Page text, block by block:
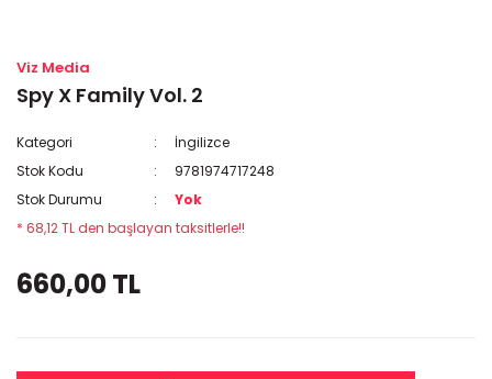
Viz Media
Spy X Family Vol. 2
Kategori
İngilizce
Stok Kodu
9781974717248
Stok Durumu
Yok
* 68,12 TL den başlayan taksitlerle!!
660,00 TL